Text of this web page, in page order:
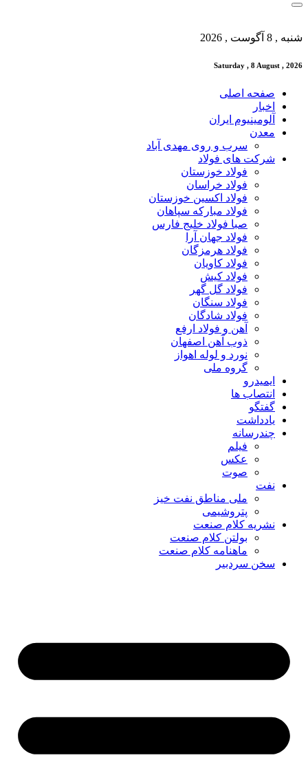
شنبه , 8 آگوست , 2026
Saturday , 8 August , 2026
صفحه اصلی
اخبار
آلومینیوم ایران
معدن
سرب و روی مهدی آباد
شرکت های فولاد
فولاد خوزستان
فولاد خراسان
فولاد اکسین خوزستان
فولاد مبارکه سپاهان
صبا فولاد خلیج فارس
فولاد جهان آرا
فولاد هرمزگان
فولاد کاویان
فولاد کیش
فولاد گل گهر
فولاد سنگان
فولاد شادگان
آهن و فولاد ارفع
ذوب آهن اصفهان
نورد و لوله اهواز
گروه ملی
ایمیدرو
انتصاب ها
گفتگو
یادداشت
چندرسانه
فیلم
عکس
صوت
نفت
ملی مناطق نفت خیز
پتروشیمی
نشریه کلام صنعت
بولتن کلام صنعت
ماهنامه کلام صنعت
سخن سردبیر